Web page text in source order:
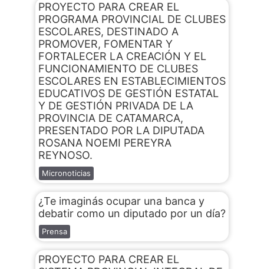
PROYECTO PARA CREAR EL
PROGRAMA PROVINCIAL DE CLUBES
ESCOLARES, DESTINADO A
PROMOVER, FOMENTAR Y
FORTALECER LA CREACIÓN Y EL
FUNCIONAMIENTO DE CLUBES
ESCOLARES EN ESTABLECIMIENTOS
EDUCATIVOS DE GESTIÓN ESTATAL
Y DE GESTIÓN PRIVADA DE LA
PROVINCIA DE CATAMARCA,
PRESENTADO POR LA DIPUTADA
ROSANA NOEMI PEREYRA
REYNOSO.
Micronoticias
¿Te imaginás ocupar una banca y
debatir como un diputado por un día?
Prensa
PROYECTO PARA CREAR EL